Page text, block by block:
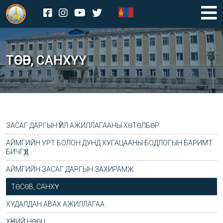
ТӨСӨВ, САНХҮҮ
ЗАСАГ ДАРГЫН ҮЙЛ АЖИЛЛАГААНЫ ХӨТӨЛБӨР
АЙМГИЙН УРТ БОЛОН ДУНД ХУГАЦААНЫ БОДЛОГЫН БАРИМТ
БИЧГҮҮД
АЙМГИЙН ЗАСАГ ДАРГЫН ЗАХИРАМЖ
ТӨСӨВ, САНХҮҮ
ХУДАЛДАН АВАХ АЖИЛЛАГАА
ТЕНДЕРИЙН УРИЛГА